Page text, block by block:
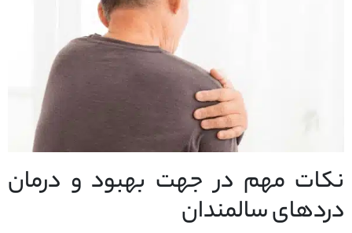
نکات مهم در جهت بهبود و درمان
دردهای سالمندان